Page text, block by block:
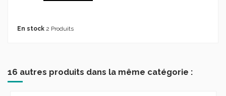
En stock 2 Produits
16 autres produits dans la même catégorie :